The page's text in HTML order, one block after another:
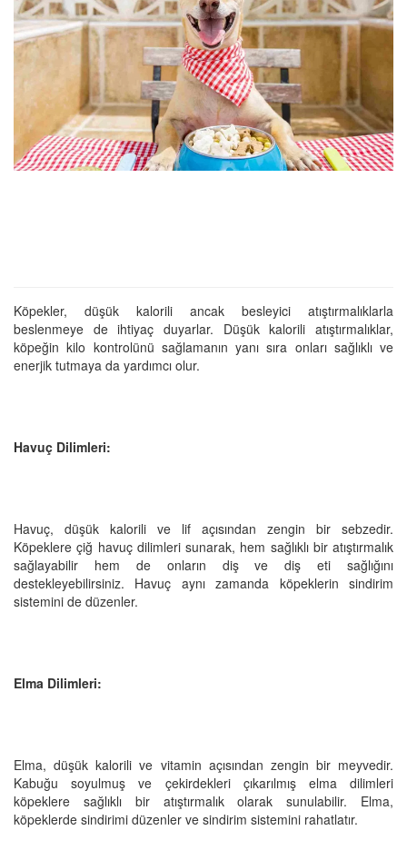
Köpekler, düşük kalorili ancak besleyici atıştırmalıklarla
beslenmeye de ihtiyaç duyarlar. Düşük kalorili atıştırmalıklar,
köpeğin kilo kontrolünü sağlamanın yanı sıra onları sağlıklı ve
enerjik tutmaya da yardımcı olur.
Havuç Dilimleri:
Havuç, düşük kalorili ve lif açısından zengin bir sebzedir.
Köpeklere çiğ havuç dilimleri sunarak, hem sağlıklı bir atıştırmalık
sağlayabilir hem de onların diş ve diş eti sağlığını
destekleyebilirsiniz. Havuç aynı zamanda köpeklerin sindirim
sistemini de düzenler.
Elma Dilimleri:
Elma, düşük kalorili ve vitamin açısından zengin bir meyvedir.
Kabuğu soyulmuş ve çekirdekleri çıkarılmış elma dilimleri
köpeklere sağlıklı bir atıştırmalık olarak sunulabilir. Elma,
köpeklerde sindirimi düzenler ve sindirim sistemini rahatlatır.